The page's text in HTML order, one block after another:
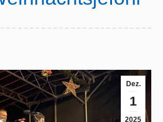
Dez.
1
2025